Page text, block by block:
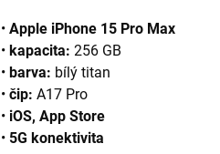
• Apple iPhone 15 Pro Max
• kapacita: 256 GB
• barva: bílý titan
• čip: A17 Pro
• iOS, App Store
• 5G konektivita